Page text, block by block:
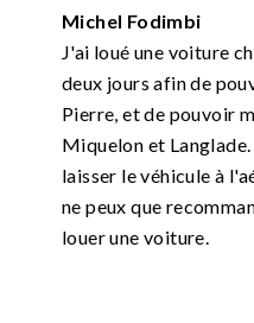
Michel Fodimbi
J'ai loué une voiture
deux jours afin de
Pierre, et de pouvoir
Miquelon et
laisser le véhicule à
ne peux que
louer une voiture.